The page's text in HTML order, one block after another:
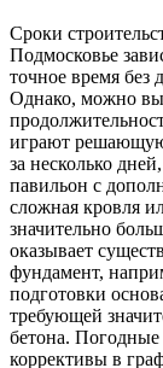
Сроки
Подмосковье
точное время без
Однако, можно
играют
за несколько
павильон с
сложная кровля
значительно
оказывает
фундамент,
подготовки
требующей
бетона. Погодные
коррективы в